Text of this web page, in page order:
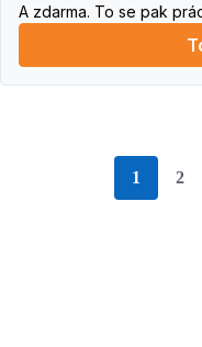
A zdarma. To se pak
stránka
1 2